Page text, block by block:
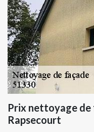
Prix nettoyage de
Rapsecourt